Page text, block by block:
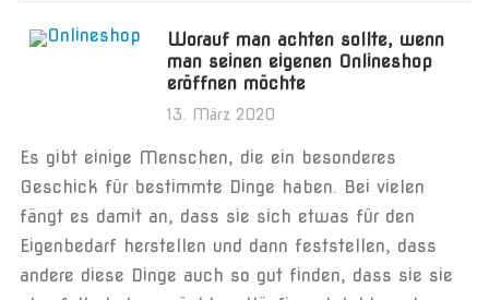
Worauf man achten sollte, wenn
man seinen eigenen Onlineshop
eröffnen möchte
13. März 2020
Es gibt einige Menschen, die ein besonderes
Geschick für bestimmte Dinge haben. Bei vielen
fängt es damit an, dass sie sich etwas für den
Eigenbedarf herstellen und dann feststellen, dass
andere diese Dinge auch so gut finden, dass sie sie